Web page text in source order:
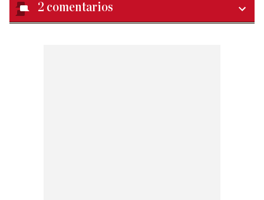
2 comentarios